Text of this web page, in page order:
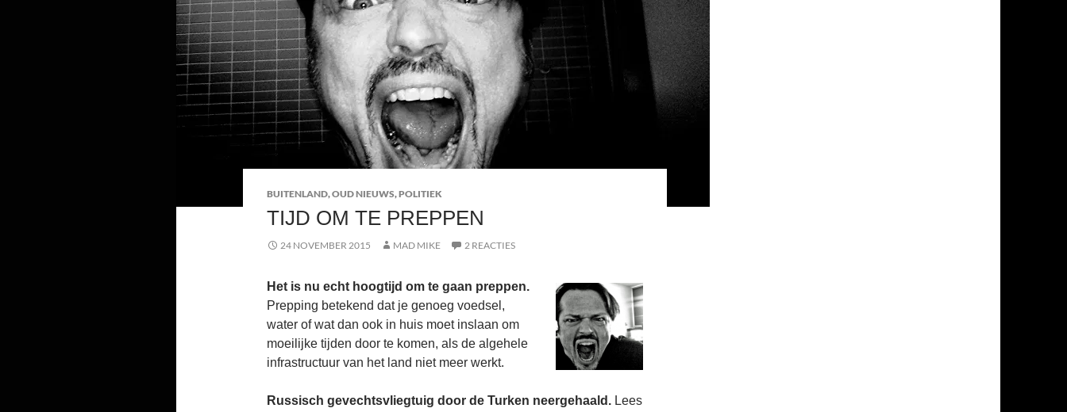
BUITENLAND,OUD NIEUWS,POLITIEK
TIJD OM TE PREPPEN
24 NOVEMBER 2015 MAD MIKE 2 REACTIES
Het is nu echt hoogtijd om te gaan preppen.
Prepping betekend dat je genoeg voedsel,
water of wat dan ook in huis moet inslaan om
moeilijke tijden door te komen, als de algehele
infrastructuur van het land niet meer werkt.
Russisch gevechtsvliegtuig door de Turken neergehaald. Lees